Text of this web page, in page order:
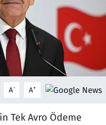
A- A+
Tek Avro Ödeme